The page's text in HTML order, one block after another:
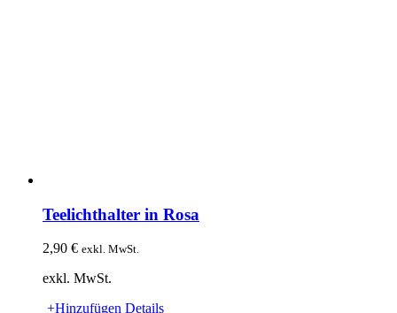
Teelichthalter in Rosa
2,90 € exkl. MwSt.
exkl. MwSt.
+Hinzufügen Details